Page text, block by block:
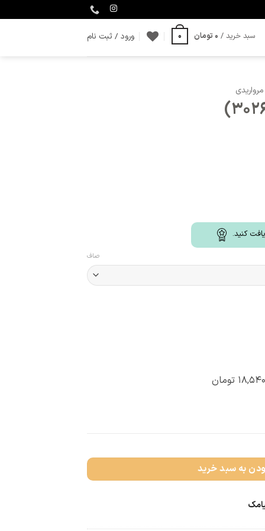
سبد خرید / 0 تومان 0 ورود / ثبت نام
کنید.
صاف
تومان
به سبد خرید